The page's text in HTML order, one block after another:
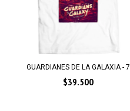
GUARDIANES DE LA GALAXIA - 7
$39.500